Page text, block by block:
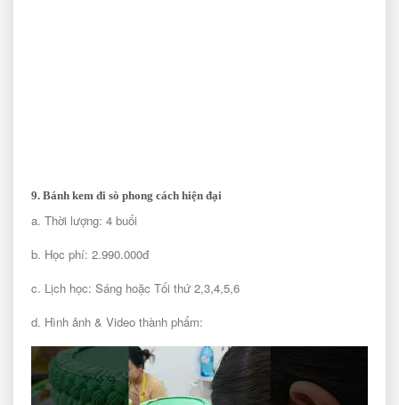
9. Bánh kem đi sò phong cách hiện đại
a. Thời lượng: 4 buổi
b. Học phí: 2.990.000đ
c. Lịch học: Sáng hoặc Tối thứ 2,3,4,5,6
d. Hình ảnh & Video thành phẩm: